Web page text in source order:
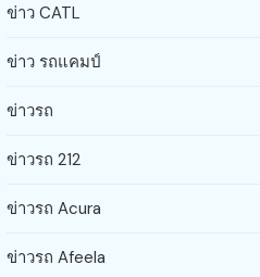
ข่าว CATL
ข่าว รถแคมป์
ข่าวรถ
ข่าวรถ 212
ข่าวรถ Acura
ข่าวรถ Afeela